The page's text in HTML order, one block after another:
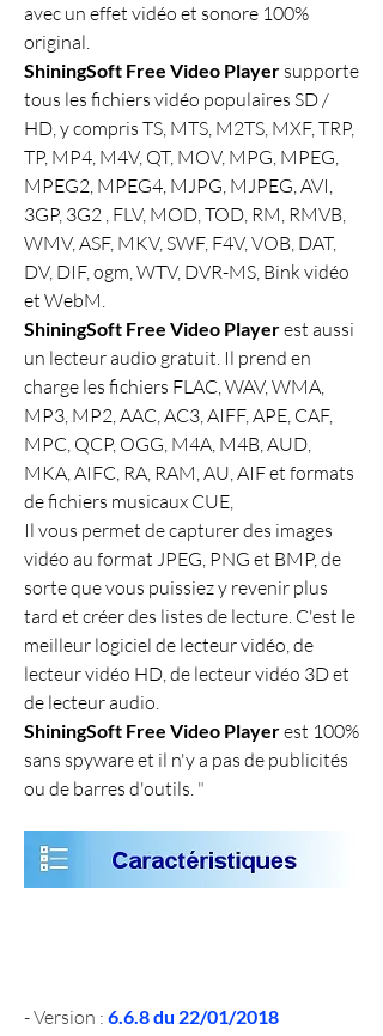
avec un effet vidéo et sonore 100%
original.
ShiningSoft Free Video Player supporte
tous les fichiers vidéo populaires SD /
HD, y compris TS, MTS, M2TS, MXF, TRP,
TP, MP4, M4V, QT, MOV, MPG, MPEG,
MPEG2, MPEG4, MJPG, MJPEG, AVI,
3GP, 3G2 , FLV, MOD, TOD, RM, RMVB,
WMV, ASF, MKV, SWF, F4V, VOB, DAT,
DV, DIF, ogm, WTV, DVR-MS, Bink vidéo
et WebM.
ShiningSoft Free Video Player est aussi
un lecteur audio gratuit. Il prend en
charge les fichiers FLAC, WAV, WMA,
MP3, MP2, AAC, AC3, AIFF, APE, CAF,
MPC, QCP, OGG, M4A, M4B, AUD,
MKA, AIFC, RA, RAM, AU, AIF et formats
de fichiers musicaux CUE,
Il vous permet de capturer des images
vidéo au format JPEG, PNG et BMP, de
sorte que vous puissiez y revenir plus
tard et créer des listes de lecture. C'est le
meilleur logiciel de lecteur vidéo, de
lecteur vidéo HD, de lecteur vidéo 3D et
de lecteur audio.
ShiningSoft Free Video Player est 100%
sans spyware et il n'y a pas de publicités
ou de barres d'outils. "
- Version : 6.6.8 du 22/01/2018